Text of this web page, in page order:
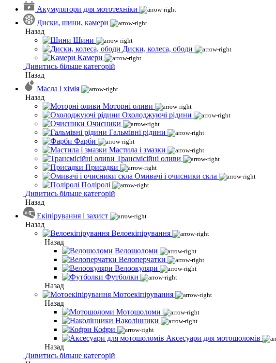
Акумулятори для мототехніки
Диски, шини, камери
Назад
Шини
Диски, колеса, ободи
Камери
Дивитись більше категорій
Назад
Масла і хімія
Назад
Моторні оливи
Охолоджуючі рідини
Очисники
Гальмівні рідини
Фарби
Мастила і змазки
Трансмісійні оливи
Присадки
Омивачі і очисники скла
Поліролі
Дивитись більше категорій
Назад
Екіпірування і захист
Назад
Велоекіпірування
Назад
Велошоломи
Велоперчатки
Велоокуляри
Футболки
Назад
Мотоекіпірування
Назад
Мотошоломи
Наколінники
Кофри
Аксесуари для мотошоломів
Назад
Дивитись більше категорій